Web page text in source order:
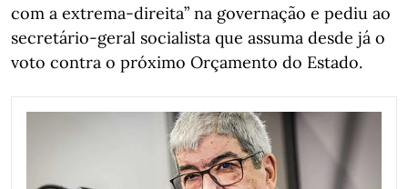
com a extrema-direita” na governação e pediu ao
secretário-geral socialista que assuma desde já o
voto contra o próximo Orçamento do Estado.